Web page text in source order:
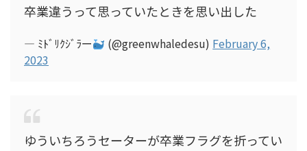
卒業違うって思っていたときを思い出した
— ﾐﾄﾞﾘｸｼﾞﾗー (@greenwhaledesu) February 6,
2023
ゆういちろうセーターが卒業フラグを折ってい